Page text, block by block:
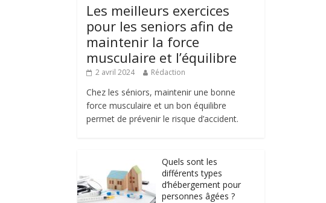
Les meilleurs exercices
pour les seniors afin de
maintenir la force
musculaire et l’équilibre
2 avril 2024 Rédaction
Chez les séniors, maintenir une bonne
force musculaire et un bon équilibre
permet de prévenir le risque d’accident.
Quels sont les
différents types
d’hébergement pour
personnes âgées ?